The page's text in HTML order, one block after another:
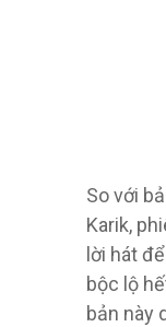
So với
Karik,
lời hát
bộc lộ
bản này